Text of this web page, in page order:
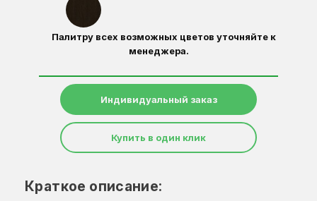
Палитру всех возможных цветов уточняйте к
менеджера.
Индивидуальный заказ
Купить в один клик
Краткое описание: